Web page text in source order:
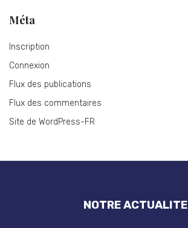
Méta
Inscription
Connexion
Flux des publications
Flux des commentaires
Site de WordPress-FR
NOTRE ACTUALITE